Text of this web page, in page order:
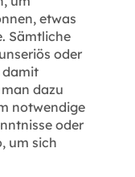
etwas
Sämtliche
oder
damit
dazu
notwendige
oder
um sich